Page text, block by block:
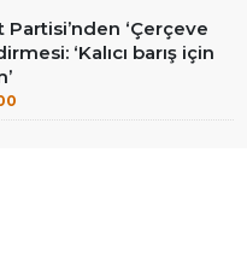
‘Çerçeve
‘Kalıcı barış için